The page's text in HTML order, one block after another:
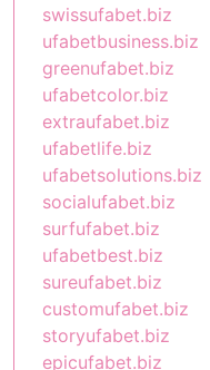
swissufabet.biz
ufabetbusiness.biz
greenufabet.biz
ufabetcolor.biz
extraufabet.biz
ufabetlife.biz
ufabetsolutions.biz
socialufabet.biz
surfufabet.biz
ufabetbest.biz
sureufabet.biz
customufabet.biz
storyufabet.biz
epicufabet.biz